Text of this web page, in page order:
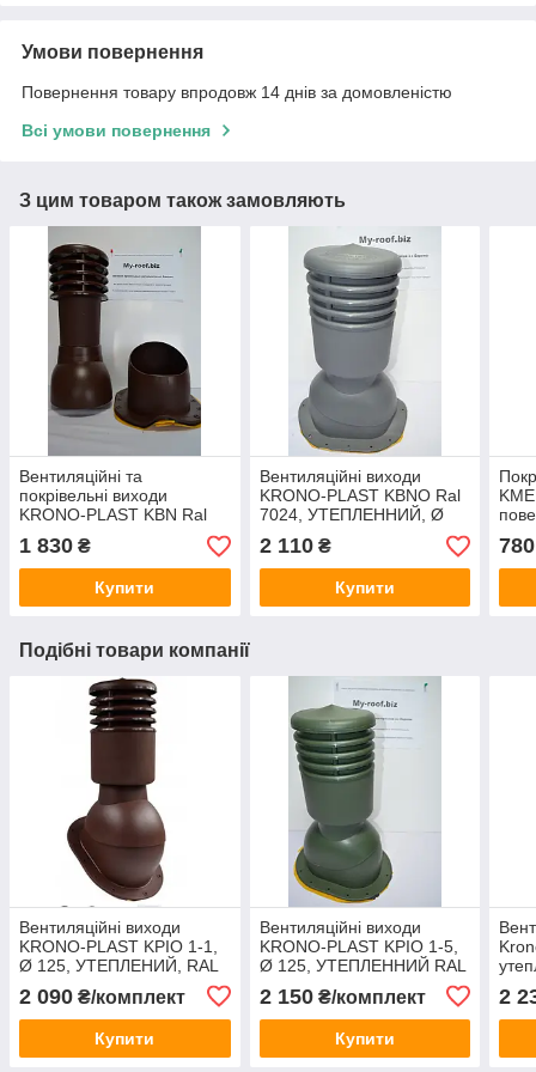
Умови повернення
Повернення товару впродовж 14 днів за домовленістю
Всі умови повернення
З цим товаром також замовляють
Вентиляційні та
покрівельні виходи
KRONO-PLAST KBN Ral
8017 Ø 125 для
металочерепиці
1 830 ₴
Купити
Вентиляційні виходи
KRONO-PLAST KBNO Ral
7024, УТЕПЛЕННИЙ, Ø
125, для металочерепиці
(низький профіль)
2 110₴
Купити
0,6
780
Подібні товари компанії
Вентиляційні виходи
KRONO-PLAST KPIO 1-1,
Ø 125, УТЕПЛЕНИЙ, RAL
бітумної черепиці
2 090 ₴/комплект
Купити
Вентиляційні виходи
KRONO-PLAST KPIO 1-5,
Ø 125, УТЕПЛЕННИЙ RAL
бітумної черепиці
2 150₴/комплект
Купити
2